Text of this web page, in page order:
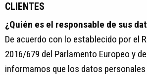
CLIENTES
¿Quién es el responsable de sus
De acuerdo con lo establecido por el
2016/679 del Parlamento Europeo y
informamos que los datos